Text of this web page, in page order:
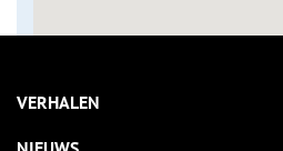
VERHALEN